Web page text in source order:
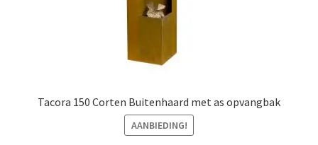
Tacora 150 Corten Buitenhaard met as opvangbak
AANBIEDING!